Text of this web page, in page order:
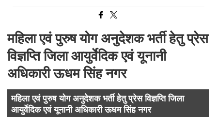
महिला एवं पुरुष योग अनुदेशक भर्ती हेतु प्रेस
विज्ञप्ति जिला आयुर्वेदिक एवं यूनानी
अधिकारी ऊधम सिंह नगर
महिला एवं पुरुष योग अनुदेशक भर्ती हेतु प्रेस विज्ञप्ति जिला
आयुर्वेदिक एवं यूनानी अधिकारी ऊधम सिंह नगर